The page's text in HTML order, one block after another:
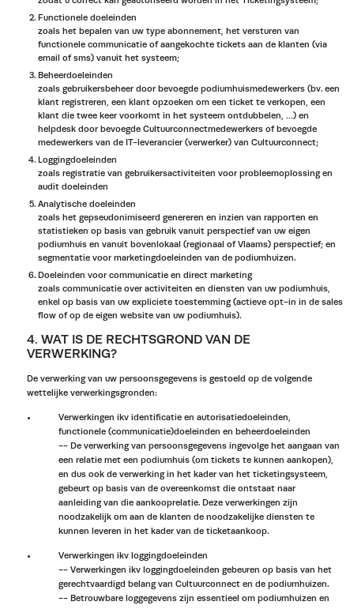
Functionele doeleinden
zoals het bepalen van uw type abonnement, het versturen van
functionele communicatie of aangekochte tickets aan de klanten (via
email of sms) vanuit het systeem;
Beheerdoeleinden
zoals gebruikersbeheer door bevoegde podiumhuismedewerkers (bv. een
klant registreren, een klant opzoeken om een ticket te verkopen, een
klant die twee keer voorkomt in het systeem ontdubbelen, …) en
helpdesk door bevoegde Cultuurconnectmedewerkers of bevoegde
medewerkers van de IT-leverancier (verwerker) van Cultuurconnect;
Loggingdoeleinden
zoals registratie van gebruikersactiviteiten voor probleemoplossing en
audit doeleinden
Analytische doeleinden
zoals het gepseudonimiseerd genereren en inzien van rapporten en
statistieken op basis van gebruik vanuit perspectief van uw eigen
podiumhuis en vanuit bovenlokaal (regionaal of Vlaams) perspectief; en
segmentatie voor marketingdoeleinden van de podiumhuizen.
Doeleinden voor communicatie en direct marketing
zoals communicatie over activiteiten en diensten van uw podiumhuis,
enkel op basis van uw expliciete toestemming (actieve opt-in in de sales
flow of op de eigen website van uw podiumhuis).
4. WAT IS DE RECHTSGROND VAN DE
VERWERKING?
De verwerking van uw persoonsgegevens is gestoeld op de volgende
wettelijke verwerkingsgronden:
Verwerkingen ikv identificatie en autorisatiedoeleinden,
functionele (communicatie)doeleinden en beheerdoeleinden
-- De verwerking van persoonsgegevens ingevolge het aangaan van
een relatie met een podiumhuis (om tickets te kunnen aankopen),
en dus ook de verwerking in het kader van het ticketingsysteem,
gebeurt op basis van de overeenkomst die ontstaat naar
aanleiding van die aankooprelatie. Deze verwerkingen zijn
noodzakelijk om aan de klanten de noodzakelijke diensten te
kunnen leveren in het kader van de ticketaankoop.
Verwerkingen ikv loggingdoeleinden
-- Verwerkingen ikv loggingdoeleinden gebeuren op basis van het
gerechtvaardigd belang van Cultuurconnect en de podiumhuizen.
-- Betrouwbare loggegevens zijn essentieel om podiumhuizen en